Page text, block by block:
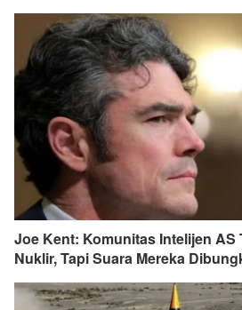
Joe Kent: Komunitas Intelijen AS
Nuklir, Tapi Suara Mereka